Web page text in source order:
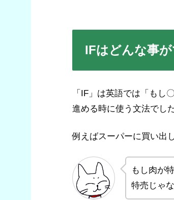
IFはどんな事
「IF」は英語では「もし
進める時に使う文法でし
例えばスーパーに買い出
もし肉が
特売じゃ